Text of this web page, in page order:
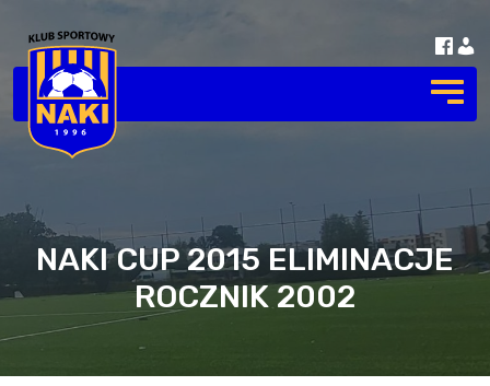
NAKI CUP 2015 ELIMINACJE
ROCZNIK 2002